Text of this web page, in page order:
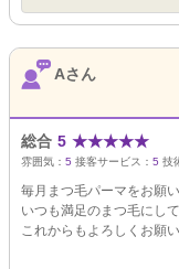
Aさん
総合 5 ★★★★★
雰囲気： 5 接客サービス： 5 技
毎月まつ毛パーマをお願
いつも満足のまつ毛にし
これからもよろしくお願い